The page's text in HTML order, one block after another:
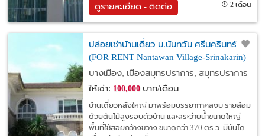
ดูรายละเอียด - ติดต่อ 2 เดือน
ปล่อยเช่าบ้านเดี่ยว ม.นันทวัน ศรีนครินทร์
(FOR RENT Nantawan Village-Srinakarin)
บางเมือง, เมืองสมุทรปราการ, สมุทรปราการ
ให้เช่า: 100,000บาท/เดือน
บ้านเดี่ยวหลังใหญ่ มาพร้อมบรรยากาศสงบ รายล้อม
ด้วยต้นไม้สูงรอบตัวบ้าน และสระว่ายน้ำขนาดใหญ่
พื้นที่ใช้สอยกว้างขวาง ขนาดกว่า 370 ตร.ว. มีบันได